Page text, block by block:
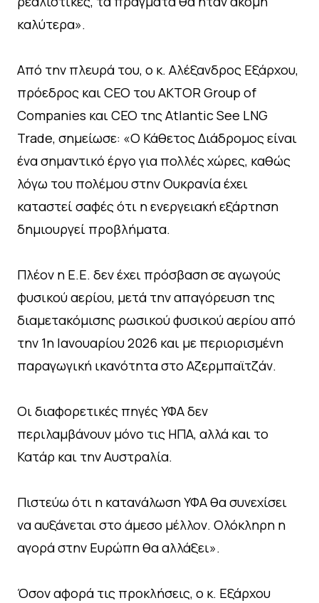
καλύτερα».
Από την πλευρά του, ο κ. Αλέξανδρος Εξάρχου,
πρόεδρος και CEO του AKTOR Group of
Companies και CEO της Atlantic See LNG
Trade, σημείωσε: «Ο Κάθετος Διάδρομος είναι
ένα σημαντικό έργο για πολλές χώρες, καθώς
λόγω του πολέμου στην Ουκρανία έχει
καταστεί σαφές ότι η ενεργειακή εξάρτηση
δημιουργεί προβλήματα.
Πλέον η Ε.Ε. δεν έχει πρόσβαση σε αγωγούς
φυσικού αερίου, μετά την απαγόρευση της
διαμετακόμισης ρωσικού φυσικού αερίου από
την 1η Ιανουαρίου 2026 και με περιορισμένη
παραγωγική ικανότητα στο Αζερμπαϊτζάν.
Οι διαφορετικές πηγές ΥΦΑ δεν
περιλαμβάνουν μόνο τις ΗΠΑ, αλλά και το
Κατάρ και την Αυστραλία.
Πιστεύω ότι η κατανάλωση ΥΦΑ θα συνεχίσει
να αυξάνεται στο άμεσο μέλλον. Ολόκληρη η
αγορά στην Ευρώπη θα αλλάξει».
Όσον αφορά τις προκλήσεις, ο κ. Εξάρχου